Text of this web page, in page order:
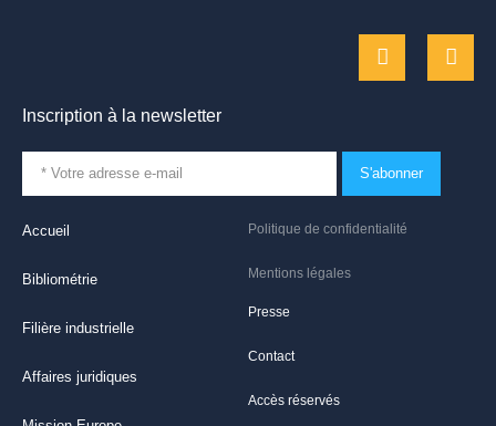
Politique de confidentialité
Mentions légales
Presse
Contact
Accès réservés
Accueil
Bibliométrie
Filière industrielle
Affaires juridiques
Inscription à la newsletter
S'abonner